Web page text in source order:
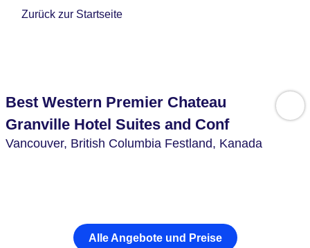
Zurück zur Startseite
Best Western Premier Chateau
Granville Hotel Suites and Conf
Vancouver, British Columbia Festland, Kanada
Alle Angebote und Preise